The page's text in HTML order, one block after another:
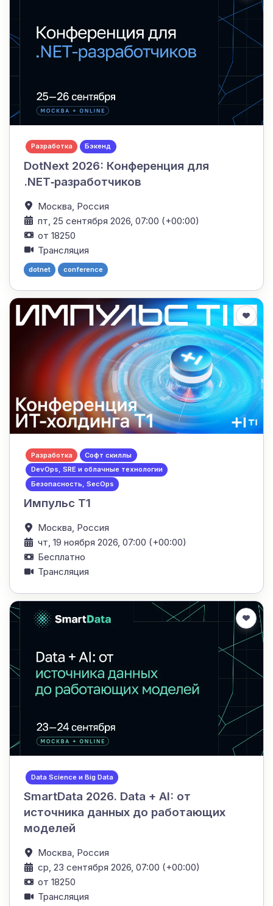
Разработка Бэкенд
DotNext 2026: Конференция для
.NET‑разработчиков
Москва, Россия
пт, 25 сентября 2026, 07:00 (+00:00)
от 18250
Трансляция
dotnet conference
Разработка
Софт скиллы
DevOps, SRE и облачные технологии
Безопасность, SecOps
Импульс Т1
Москва, Россия
чт, 19 ноября 2026, 07:00 (+00:00)
Бесплатно
Трансляция
Data Science и Big Data
SmartData 2026. Data + AI: от
источника данных до работающих
моделей
Москва, Россия
ср, 23 сентября 2026, 07:00 (+00:00)
от 18250
Трансляция